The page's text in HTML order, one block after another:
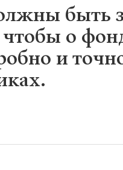
быть
о
и